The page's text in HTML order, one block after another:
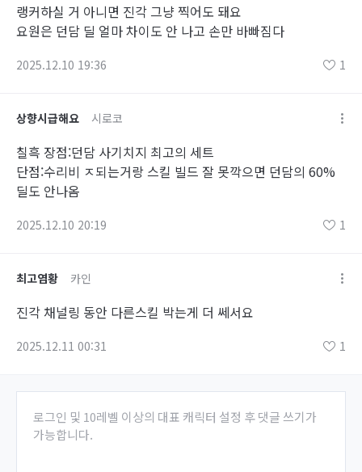
랭커하실 거 아니면 진각 그냥 찍어도 돼요
요원은 던담 딜 얼마 차이도 안 나고 손만 바빠짐다
2025.12.10 19:36 1
상향시급해요 시로코
칠흑 장점:던담 사기치지 최고의 세트
단점:수리비 ㅈ되는거랑 스킬 빌드 잘 못깍으면 던담의 60%
딜도 안나옴
2025.12.10 20:19 1
최고염황 카인
진각 채널링 동안 다른스킬 박는게 더 쎄서요
2025.12.11 00:31 1
로그인 및 10레벨 이상의 대표 캐릭터 설정 후 댓글 쓰기가
가능합니다.